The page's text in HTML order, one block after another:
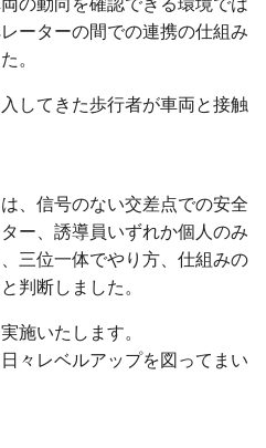
の動向を確認できる環境では
ーターの間での連携の仕組み
。
してきた歩行者が車両と接触
、信号のない交差点での安全
ー、誘導員いずれか個人のみ
三位一体でやり方、仕組みの
判断しました。
施いたします。
々レベルアップを図ってまい